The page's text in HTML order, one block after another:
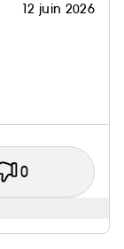
12 juin 2026
0